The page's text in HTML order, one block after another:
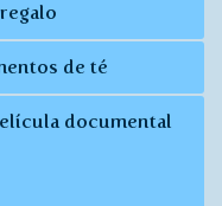
de té
documental